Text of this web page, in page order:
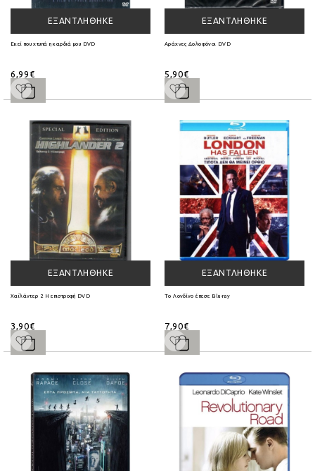
ΕΞΑΝΤΛΉΘΗΚΕ
Εκεί που χτυπά η καρδιά μου DVD
6,99€
ΕΞΑΝΤΛΉΘΗΚΕ
Αράχνες Δολοφόνοι DVD
5,90€
ΕΞΑΝΤΛΉΘΗΚΕ
Χαϊλάντερ 2 Η επιστροφή DVD
3,90€
ΕΞΑΝΤΛΉΘΗΚΕ
Το Λονδίνο έπεσε Blu-ray
7,90€